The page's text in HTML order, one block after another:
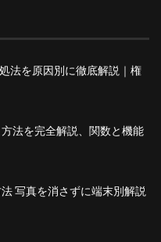
法を原因別に徹底解説｜権
法を完全解説、関数と機能
写真を消さずに端末別解説